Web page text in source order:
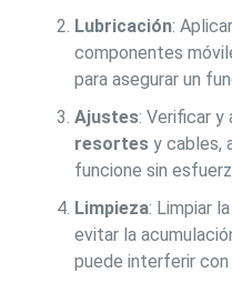
Lubricación:
componentes
para asegurar un
Ajustes: Verificar y
resortes y cables,
funcione sin
Limpieza: Limpiar
evitar la
puede interferir